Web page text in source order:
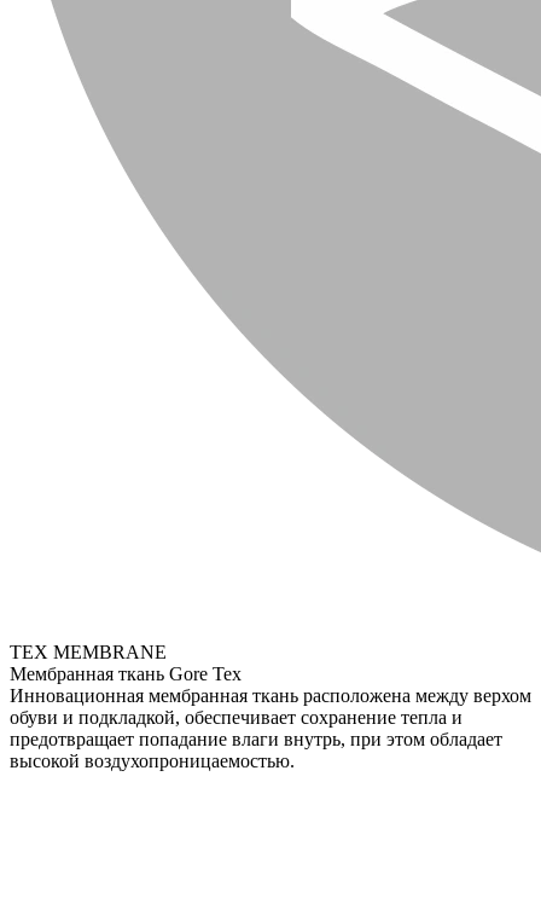
TEX MEMBRANE
Мембранная ткань Gore Tex
Инновационная мембранная ткань расположена между верхом
обуви и подкладкой, обеспечивает сохранение тепла и
предотвращает попадание влаги внутрь, при этом обладает
высокой воздухопроницаемостью.